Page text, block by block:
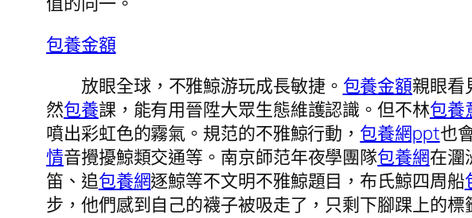
包養金額
放眼全球，不雅鯨游玩成長敏捷。 包養金額親眼看
然包養課，能有用晉陞大眾生態維護認識。但不林包養
噴出彩虹色的霧氣。規范的不雅鯨行動， 包養網ppt也
情音攪擾鯨類交通等。南京師范年夜學團隊包養網在潿
笛、追包養網逐鯨等不文明不雅鯨題目，布氏鯨四周船
步，他們感到自己的襪子被吸走了，只剩下腳踝上的